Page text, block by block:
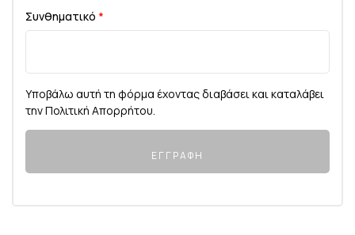
Συνθηματικό *
Υποβάλω αυτή τη φόρμα έχοντας διαβάσει και καταλάβει
τηνΠολιτική Απορρήτου.